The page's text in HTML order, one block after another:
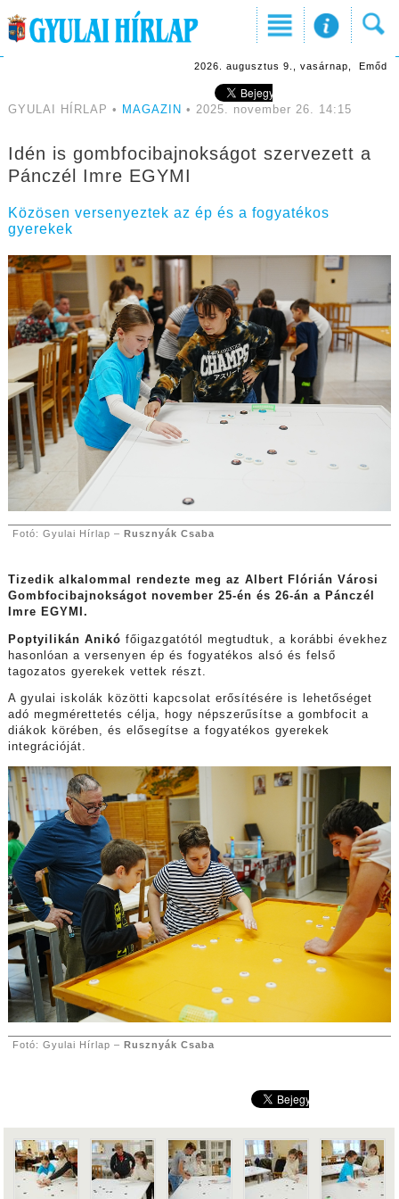
2026. augusztus 9., vasárnap, Emőd
GYULAI HÍRLAP • MAGAZIN • 2025. november 26. 14:15
Idén is gombfocibajnokságot szervezett a
Pánczél Imre EGYMI
Közösen versenyeztek az ép és a fogyatékos
gyerekek
Fotó: Gyulai Hírlap – Rusznyák Csaba
Tizedik alkalommal rendezte meg az Albert Flórián Városi
Gombfocibajnokságot november 25-én és 26-án a Pánczél
Imre EGYMI.
Poptyilikán Anikó főigazgatótól megtudtuk, a korábbi évekhez
hasonlóan a versenyen ép és fogyatékos alsó és felső
tagozatos gyerekek vettek részt.
A gyulai iskolák közötti kapcsolat erősítésére is lehetőséget
adó megmérettetés célja, hogy népszerűsítse a gombfocit a
diákok körében, és elősegítse a fogyatékos gyerekek
integrációját.
Fotó: Gyulai Hírlap – Rusznyák Csaba